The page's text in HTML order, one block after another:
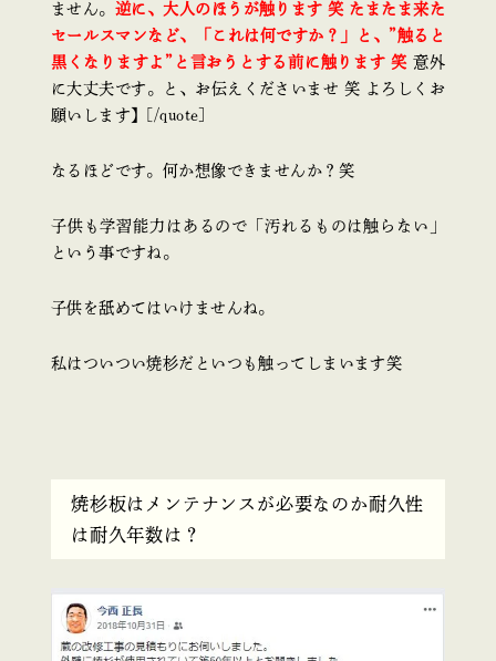
ません。 逆に、大人のほうが触ります 笑 たまたま来た
セールスマンなど、「これは何ですか？」と、”触ると
黒くなりますよ”と言おうとする前に触ります 笑 意外
に大丈夫です。と、お伝えくださいませ 笑 よろしくお
願いします】[/quote]
なるほどです。何か想像できませんか？笑
子供も学習能力はあるので「汚れるものは触らない」
という事ですね。
子供を舐めてはいけませんね。
私はついつい焼杉だといつも触ってしまいます笑
焼杉板はメンテナンスが必要なのか耐久性
は耐久年数は？